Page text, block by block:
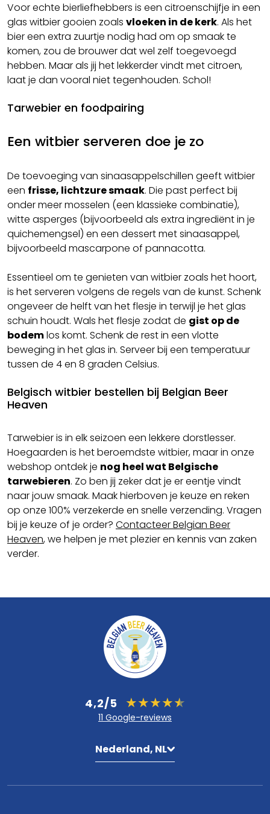
Voor echte bierliefhebbers is een citroenschijfje in een
glas witbier gooien zoals vloeken in de kerk. Als het
bier een extra zuurtje nodig had om op smaak te
komen, zou de brouwer dat wel zelf toegevoegd
hebben. Maar als jij het lekkerder vindt met citroen,
laat je dan vooral niet tegenhouden. Schol!
Tarwebier en foodpairing
Een witbier serveren doe je zo
De toevoeging van sinaasappelschillen geeft witbier
een frisse, lichtzure smaak. Die past perfect bij
onder meer mosselen (een klassieke combinatie),
witte asperges (bijvoorbeeld als extra ingrediënt in je
quichemengsel) en een dessert met sinaasappel,
bijvoorbeeld mascarpone of pannacotta.
Essentieel om te genieten van witbier zoals het hoort,
is het serveren volgens de regels van de kunst. Schenk
ongeveer de helft van het flesje in terwijl je het glas
schuin houdt. Wals het flesje zodat de gist op de
bodemlos komt. Schenk de rest in een vlotte
beweging in het glas in. Serveer bij een temperatuur
tussen de 4 en 8 graden Celsius.
Belgisch witbier bestellen bij Belgian Beer
Heaven
Tarwebier is in elk seizoen een lekkere dorstlesser.
Hoegaarden is het beroemdste witbier, maar in onze
webshop ontdek je nog heel wat Belgische
tarwebieren. Zo ben jij zeker dat je er eentje vindt
naar jouw smaak. Maak hierboven je keuze en reken
op onze 100% verzekerde en snelle verzending. Vragen
bij je keuze of je order? Contacteer Belgian Beer
Heaven, we helpen je met plezier en kennis van zaken
verder.
4,2/5
11 Google-reviews
Nederland, NL